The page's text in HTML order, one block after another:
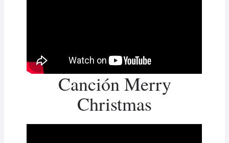
Canción Merry
Christmas